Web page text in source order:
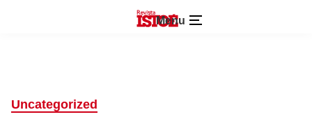
Menu
Uncategorized